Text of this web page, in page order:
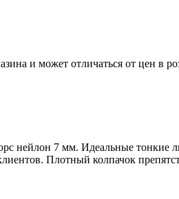
и может отличаться от цен в
нейлон 7 мм. Идеальные тонкие
Плотный колпачок